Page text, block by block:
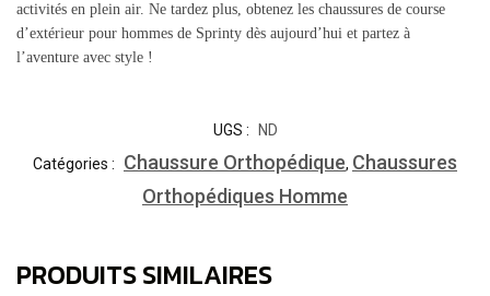
activités en plein air. Ne tardez plus, obtenez les chaussures de course
d’extérieur pour hommes de Sprinty dès aujourd’hui et partez à
l’aventure avec style !
UGS :
ND
Catégories :
Chaussure Orthopédique, Chaussures
Orthopédiques Homme
PRODUITS SIMILAIRES